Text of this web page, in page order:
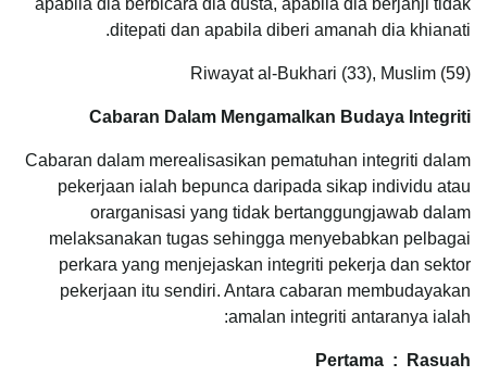
ditepati dan apabila diberi amanah dia khianati.
Riwayat al-Bukhari (33), Muslim (59)
Cabaran Dalam Mengamalkan Budaya Integriti
Cabaran dalam merealisasikan pematuhan integriti dalam
pekerjaan ialah bepunca daripada sikap individu atau
orarganisasi yang tidak bertanggungjawab dalam
melaksanakan tugas sehingga menyebabkan pelbagai
perkara yang menjejaskan integriti pekerja dan sektor
pekerjaan itu sendiri. Antara cabaran membudayakan
amalan integriti antaranya ialah:
Pertama : Rasuah